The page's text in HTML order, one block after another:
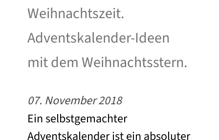
Weihnachtszeit.
Adventskalender-Ideen
mit dem Weihnachtsstern.
07. November 2018
Ein selbstgemachter
Adventskalender ist ein absoluter